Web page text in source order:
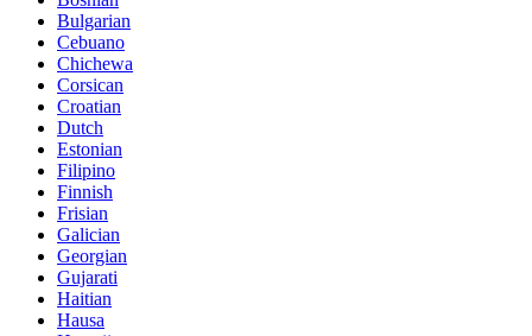
Bulgarian
Cebuano
Chichewa
Corsican
Croatian
Dutch
Estonian
Filipino
Finnish
Frisian
Galician
Georgian
Gujarati
Haitian
Hausa